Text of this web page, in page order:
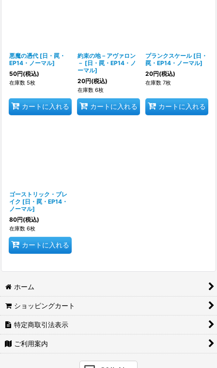
悪魔の憑代 [日・罠・
EP14・ノーマル]
50円(税込)
在庫数 5枚
カートに入れる
約束の地－アヴァロン
－ [日・罠・EP14・ノ
ーマル]
20円(税込)
在庫数 6枚
カートに入れる
プランクスケール [日・
罠・EP14・ノーマル]
20円(税込)
在庫数 7枚
カートに入れる
ゴーストリック・ブレ
イク [日・罠・EP14・
ノーマル]
80円(税込)
在庫数 6枚
カートに入れる
ホーム
ショッピングカート
特定商取引法表示
ご利用案内